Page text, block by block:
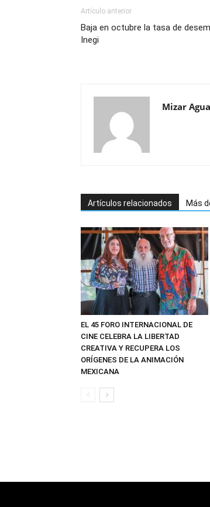
Artículo anterior
Baja en octubre la tasa de
Inegi
Mizar
Artículos relacionados Más
EL 45 FORO INTERNACIONAL DE
CINE CELEBRA LA LIBERTAD
CREATIVA Y RECUPERA LOS
ORÍGENES DE LA ANIMACIÓN
MEXICANA